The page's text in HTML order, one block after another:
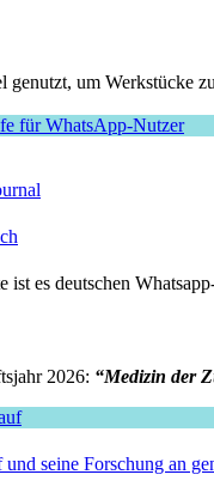
genutzt, um Werkstücke
ist es deutschen
2026: “Medizin der
seine Forschung an